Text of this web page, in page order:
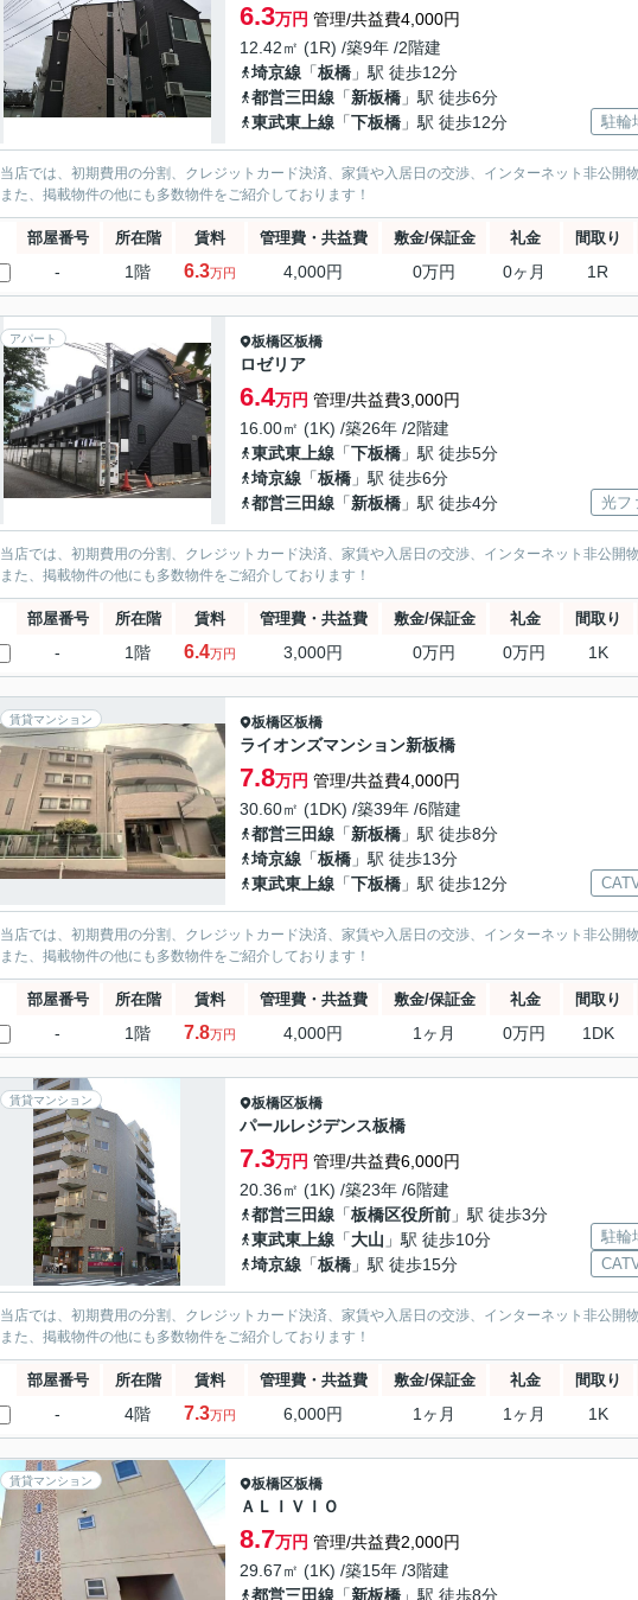
6.3万円 管理/共益費4,000円
12.42㎡ (1R) /築9年 /2階建
埼京線 「板橋 」駅 徒歩12分
都営三田線 「新板橋 」駅 徒歩6分
東武東上線 「下板橋 」駅 徒歩12分 駐輪
当店では、初期費用の分割、クレジットカード決済、家賃や入居日の交渉、インターネット非公開
また、掲載物件の他にも多数物件をご紹介しております！
部屋番号 所在階 賃料 管理費・共益費 敷金/保証金 礼金 間取り
- 1階 6.3万円 4,000円 0万円 0ヶ月 1R
アパート 板橋区板橋
ロゼリア
6.4万円 管理/共益費3,000円
16.00㎡ (1K) /築26年 /2階建
東武東上線 「下板橋 」駅 徒歩5分
埼京線 「板橋 」駅 徒歩6分
都営三田線 「新板橋 」駅 徒歩4分 光フ
当店では、初期費用の分割、クレジットカード決済、家賃や入居日の交渉、インターネット非公開
また、掲載物件の他にも多数物件をご紹介しております！
部屋番号 所在階 賃料 管理費・共益費 敷金/保証金 礼金 間取り
- 1階 6.4万円 3,000円 0万円 0万円 1K
賃貸マンション 板橋区板橋
ライオンズマンション新板橋
7.8万円 管理/共益費4,000円
30.60㎡ (1DK) /築39年 /6階建
都営三田線 「新板橋 」駅 徒歩8分
埼京線 「板橋 」駅 徒歩13分
東武東上線 「下板橋 」駅 徒歩12分
当店では、初期費用の分割、クレジットカード決済、家賃や入居日の交渉、インターネット非公開
また、掲載物件の他にも多数物件をご紹介しております！
部屋番号 所在階 賃料 管理費・共益費 敷金/保証金 礼金 間取り
- 1階 7.8万円 4,000円 1ヶ月 0万円 1DK
賃貸マンション 板橋区板橋
パールレジデンス板橋
7.3万円 管理/共益費6,000円
20.36㎡ (1K) /築23年 /6階建
都営三田線 「板橋区役所前 」駅 徒歩3分
東武東上線 「大山 」駅 徒歩10分
埼京線 「板橋 」駅 徒歩15分
駐輪
当店では、初期費用の分割、クレジットカード決済、家賃や入居日の交渉、インターネット非公開
また、掲載物件の他にも多数物件をご紹介しております！
部屋番号 所在階 賃料 管理費・共益費 敷金/保証金 礼金 間取り
- 4階 7.3万円 6,000円 1ヶ月 1ヶ月 1K
賃貸マンション 板橋区板橋
ＡＬＩＶＩＯ
8.7万円 管理/共益費2,000円
29.67㎡ (1K) /築15年 /3階建
都営三田線 「新板橋 」駅 徒歩8分